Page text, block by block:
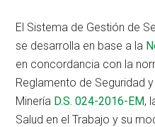
El Sistema de Gestión de
se desarrolla en base a la
en concordancia con la
Reglamento de Seguridad
Minería D.S. 024-2016-EM,
Salud en el Trabajo y su